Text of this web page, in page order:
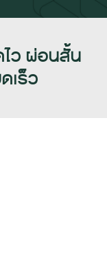
ไว ผ่อนสั้น
เร็ว